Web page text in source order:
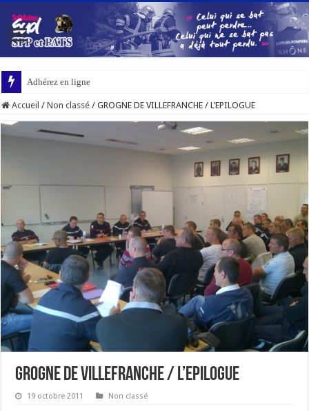
Adhérez en ligne
Accueil / Non classé / GROGNE DE VILLEFRANCHE / L’EPILOGUE
GROGNE DE VILLEFRANCHE / L’EPILOGUE
19 octobre 2011 Non classé